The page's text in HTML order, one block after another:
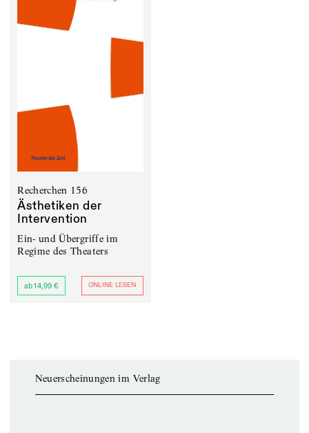
Recherchen 156
Ästhetiken der
Intervention
Ein- und Übergriffe im
Regime des Theaters
ab 14,99 € ONLINE LESEN
Neuerscheinungen im Verlag